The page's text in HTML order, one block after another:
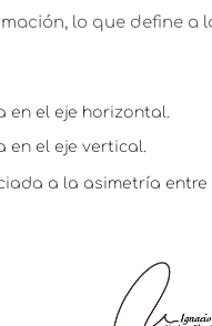
lo que define a
en el eje horizontal.
en el eje vertical.
a la asimetría entre